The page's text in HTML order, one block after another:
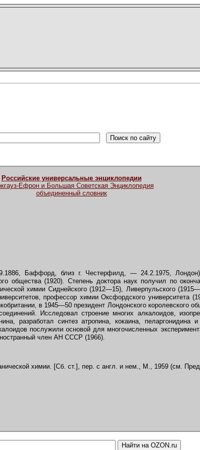
Российские универсальные энциклопедии
Ефрон и Большая Советская Энциклопедия
объединенный словник
Баффорд, близ г. Честерфилд, — 24.2.1975,
общества (1920). Степень доктора наук получил по
химии Сиднейского (1912—15), Ливерпульского
профессор химии Оксфордского университета
в 1945—50 президент Лондонского королевского
Исследовал строение многих алкалоидов,
разработал синтез атропина, кокаина, пеларгонидина
послужили основой для многочисленных
член АН СССР (1966).
химии. [Сб. ст.], пер. с англ. и нем., М., 1959 (см.